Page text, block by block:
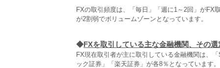
FXの取引頻度は、「毎日」「週に1～2回」がFX
が2割弱でボリュームゾーンとなっています。
◆FXを取引している主な金融機関、その選
FX現在取引者が主に取引している金融機関は、
ック証券」「楽天証券」が各8％となっています。